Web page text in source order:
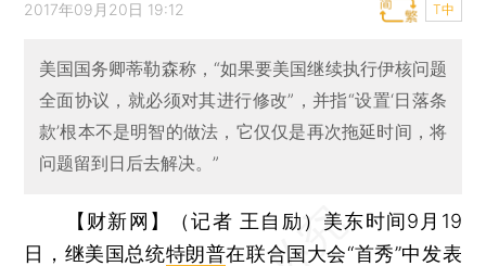
2017年09月20日 19:12 T中
美国国务卿蒂勒森称，“如果要美国继续执行伊核问题
全面协议，就必须对其进行修改”，并指“设置‘日落条
款’根本不是明智的做法，它仅仅是再次拖延时间，将
问题留到日后去解决。”
【财新网】（记者 王自励） 美东时间9月19
日，继美国总统特朗普在联合国大会“首秀”中发表